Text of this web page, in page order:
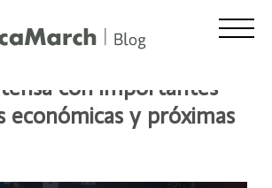
con importantes
económicas y próximas